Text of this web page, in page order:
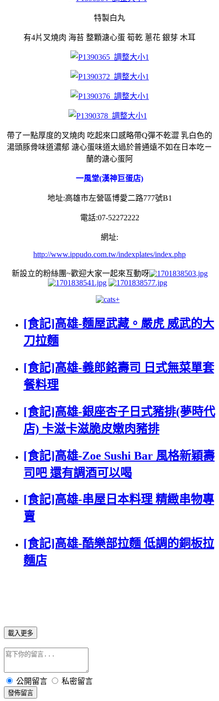
特製白丸
有4片叉燒肉 海苔 整顆溏心蛋 筍乾 蔥花 銀芽 木耳
帶了一點厚度的叉燒肉 吃起來口感略帶Q彈不乾澀 乳白色的
湯頭豚骨味道濃郁 溏心蛋味道太過於普通遠不如在日本吃ㄧ
蘭的溏心蛋阿
一風堂(漢神巨蛋店)
地址:高雄市左營區博愛二路777號B1
電話:07-52272222
網址:
http://www.ippudo.com.tw/indexplates/index.php
新設立的粉絲團~歡迎大家一起來互動呀
[食記]高雄-麵屋武藏。嚴虎 威武的大
刀拉麵
[食記]高雄-義郎銘壽司 日式無菜單套
餐料理
[食記]高雄-銀座杏子日式豬排(夢時代
店) 卡滋卡滋脆皮嫩肉豬排
[食記]高雄-Zoe Sushi Bar 風格新穎壽
司吧 還有調酒可以喝
[食記]高雄-串屋日本料理 精緻串物專
賣
[食記]高雄-酷樂部拉麵 低調的銅板拉
麵店
載入更多
公開留言 私密留言
發佈留言